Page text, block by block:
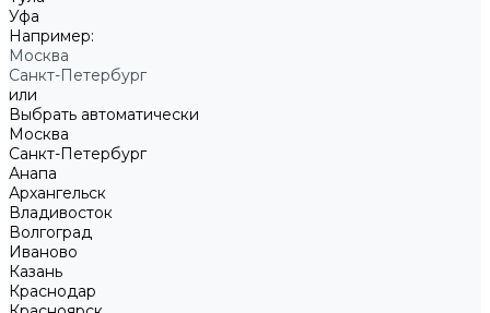
Уфа
Например:
Москва
Санкт-Петербург
или
Выбрать автоматически
Москва
Санкт-Петербург
Анапа
Архангельск
Владивосток
Волгоград
Иваново
Казань
Краснодар